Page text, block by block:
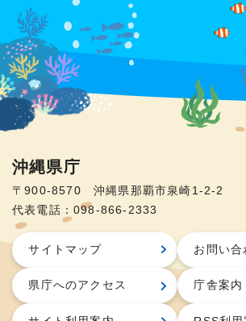
沖縄県庁
〒900-8570 沖縄県那覇市泉崎1-2-2
代表電話：098-866-2333
サイトマップ お問い合
県庁へのアクセス 庁舎案内